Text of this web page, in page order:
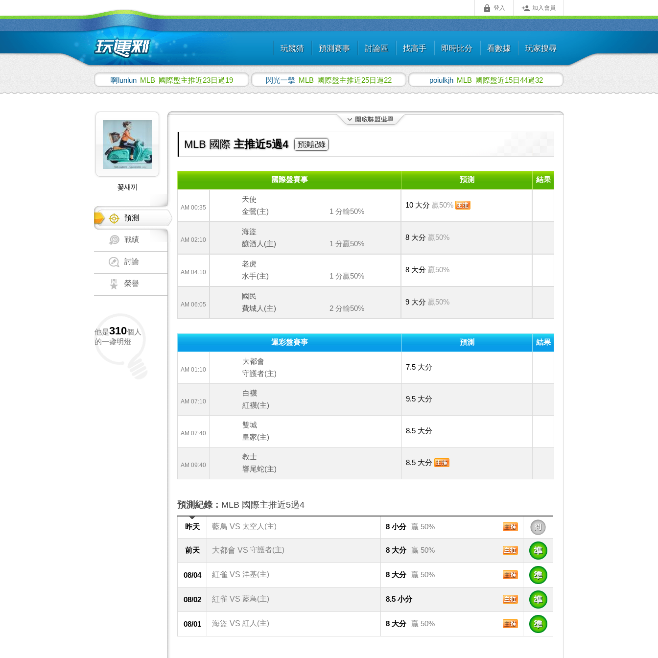
玩競猜 預測賽事 討論區 找高手 即時比分 看數據 玩家搜尋
 登入  加入會員
啊lunlun MLB 國際盤主推近23日過19 閃光一擊 MLB 國際盤主推近25日過22 poiulkjh MLB 國際盤近15日44過32
꽃새끼
預測
戰績
討論
榮譽
他是310個人
的一盞明燈
MLB 國際 主推近5過4 預測記錄
國際盤賽事 預測 結果
AM 00:35
天使
金鶯(主)
1 分輸50%
10 大分 贏50%
AM 02:10
海盜
釀酒人(主)
1 分贏50%
8 大分 贏50%
AM 04:10
老虎
水手(主)
1 分贏50%
8 大分 贏50%
AM 06:05
國民
費城人(主)
2 分輸50%
9 大分 贏50%
運彩盤賽事 預測 結果
AM 01:10
大都會
守護者(主)
7.5 大分
AM 07:10
白襪
紅襪(主)
9.5 大分
AM 07:40
雙城
皇家(主)
8.5 大分
AM 09:40
教士
響尾蛇(主)
8.5 大分
預測紀錄： MLB 國際主推近5過4
昨天 藍鳥 VS 太空人(主) 8 小分 贏 50%
前天 大都會 VS 守護者(主) 8 大分 贏 50%
08/04 紅雀 VS 洋基(主) 8 大分 贏 50%
08/02 紅雀 VS 藍鳥(主) 8.5 小分
08/01 海盜 VS 紅人(主) 8 大分 贏 50%